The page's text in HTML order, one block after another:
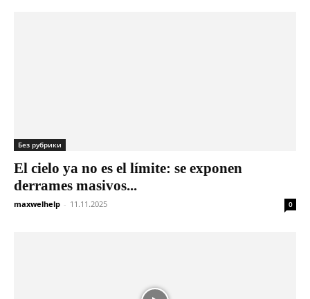
Без рубрики
El cielo ya no es el límite: se exponen
derrames masivos...
maxwelhelp - 11.11.2025 0